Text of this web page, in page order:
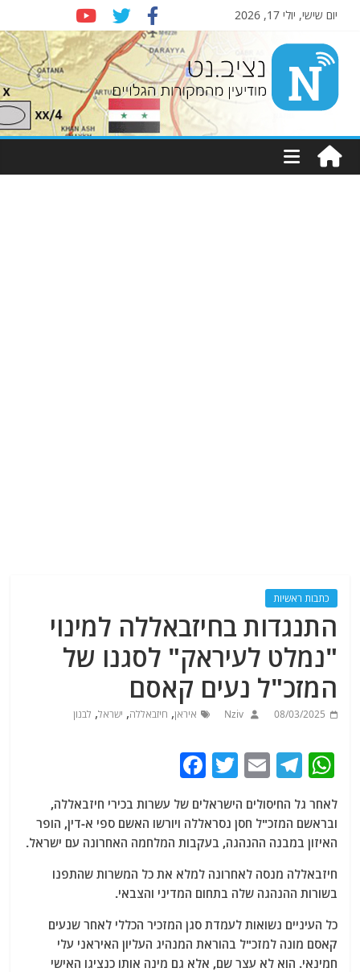
יום שישי, יולי 17, 2026
Nziv.net
מודיעין
מהמקורות
כתבות ראשיות
התנגדות בחיזבאללה למינוי
"נמלט לעיראק" לסגנו של
המזכ"ל נעים קאסם
08/03/2025
Nziv איראן, חיזבאללה, ישראל, לבנון
W
h
at
s
A
p
p
T
el
e
g
ra
m
E
ai
l
T
w
itt
er
a
c
e
b
o
o
k
לאחר גל החיסולים הישראלים של עשרות בכירי חיזבאללה,
ובראשם המזכ"ל חסן נסראללה ויורשו האשם ספי א-דין, הופר
האיזון במבנה ההנהגה, בעקבות המלחמה האחרונה עם ישראל.
חיזבאללה מנסה לאחרונה למלא את כל המשרות שהתפנו
בשורות ההנהגה שלה בתחום המדיני והצבאי.
כל העיניים נשואות לעמדת סגן המזכיר הכללי לאחר שנעים
קאסם מונה למזכ"ל בהוראת המנהיג העליון האיראני עלי
חמינאי. הוא לא עצר שם, אלא גם מינה אותו כנציגו האישי